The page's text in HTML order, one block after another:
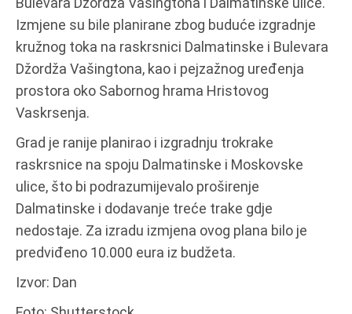
Izmjene su bile planirane zbog buduće izgradnje
kružnog toka na raskrsnici Dalmatinske i Bulevara
Džordža Vašingtona, kao i pejzažnog uređenja
prostora oko Sabornog hrama Hristovog
Vaskrsenja.
Grad je ranije planirao i izgradnju trokrake
raskrsnice na spoju Dalmatinske i Moskovske
ulice, što bi podrazumijevalo proširenje
Dalmatinske i dodavanje treće trake gdje
nedostaje. Za izradu izmjena ovog plana bilo je
predviđeno 10.000 eura iz budžeta.
Izvor: Dan